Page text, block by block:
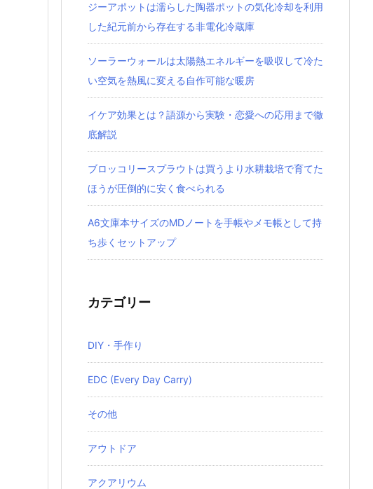
ジーアポットは濡らした陶器ポットの気化冷却を利用
した紀元前から存在する非電化冷蔵庫
ソーラーウォールは太陽熱エネルギーを吸収して冷た
い空気を熱風に変える自作可能な暖房
イケア効果とは？語源から実験・恋愛への応用まで徹
底解説
ブロッコリースプラウトは買うより水耕栽培で育てた
ほうが圧倒的に安く食べられる
A6文庫本サイズのMDノートを手帳やメモ帳として持
ち歩くセットアップ
カテゴリー
DIY・手作り
EDC (Every Day Carry)
その他
アウトドア
アクアリウム